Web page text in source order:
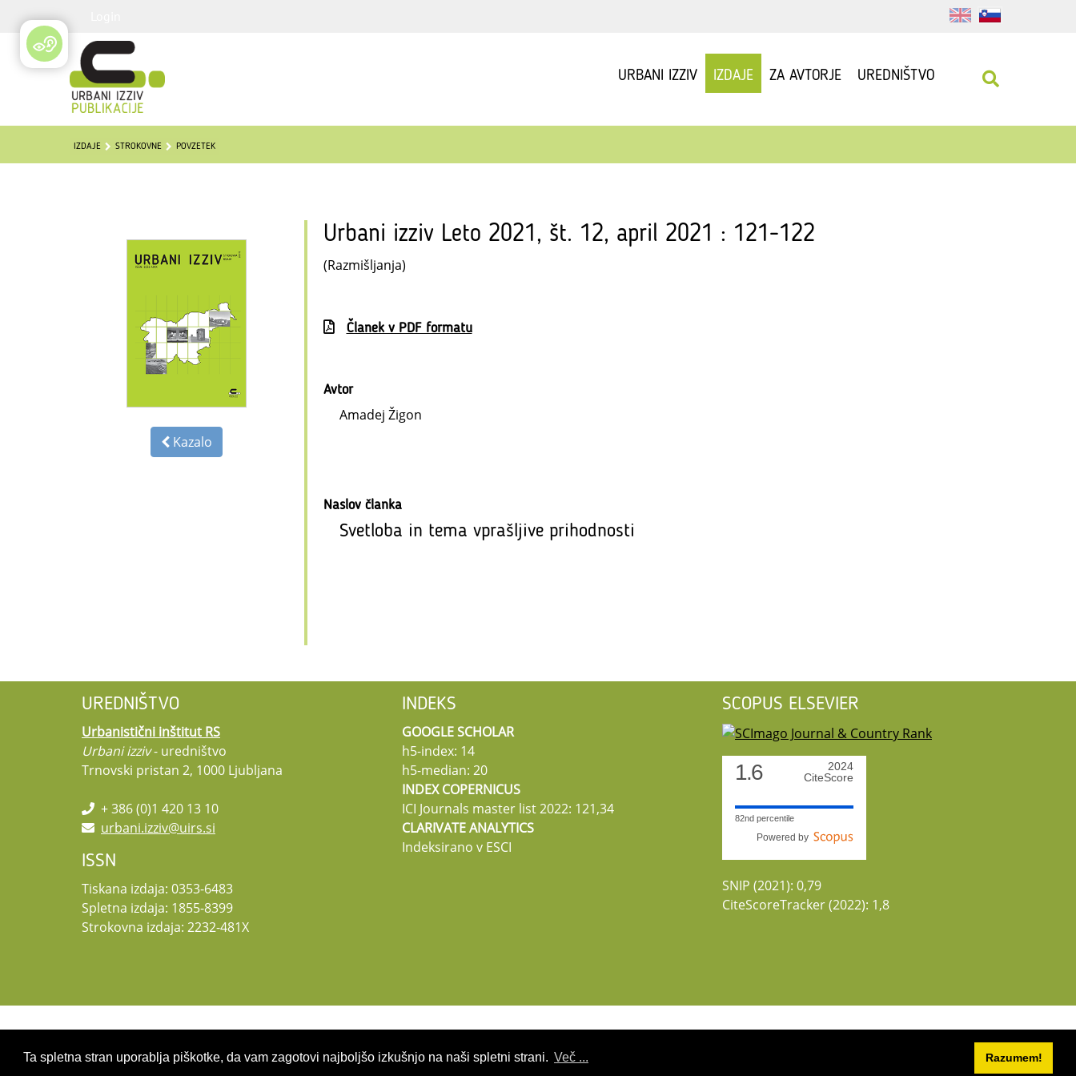
Ta spletna stran uporablja piškotke, da vam zagotovi najboljšo izkušnjo na naši spletni strani. Več ... Razumem!
URBANI IZZIV IZDAJE ZA AVTORJE UREDNIŠTVO
IZDAJE STROKOVNE POVZETEK
Kazalo
Urbani izziv Leto 2021, št. 12, april 2021 : 121-122
(Razmišljanja)
Članek v PDF formatu
Avtor
Amadej Žigon
Naslov članka
Svetloba in tema vprašljive prihodnosti
UREDNIŠTVO
Urbanistični inštitut RS
Urbani izziv- uredništvo
Trnovski pristan 2, 1000 Ljubljana
+ 386 (0)1 420 13 10
urbani.izziv@uirs.si
ISSN
Tiskana izdaja: 0353-6483
Spletna izdaja: 1855-8399
Strokovna izdaja: 2232-481X
INDEKS
GOOGLE SCHOLAR
h5-index: 14
h5-median: 20
INDEX COPERNICUS
ICI Journals master list 2022: 121,34
CLARIVATE ANALYTICS
Indeksirano v ESCI
SCOPUS ELSEVIER
1.6
2024
CiteScore
82nd percentile
Powered by
SNIP (2021): 0,79
CiteScoreTracker (2022): 1,8